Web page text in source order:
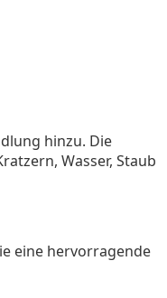
hinzu. Die
Wasser, Staub
eine hervorragende